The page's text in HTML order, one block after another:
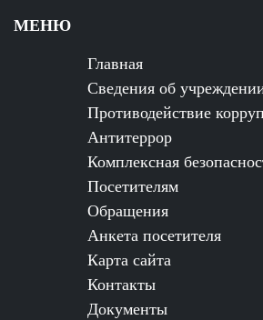
МЕНЮ
Главная
Сведения об
Противодействие
Антитеррор
Комплексная
Посетителям
Обращения
Анкета посетителя
Карта сайта
Контакты
Документы